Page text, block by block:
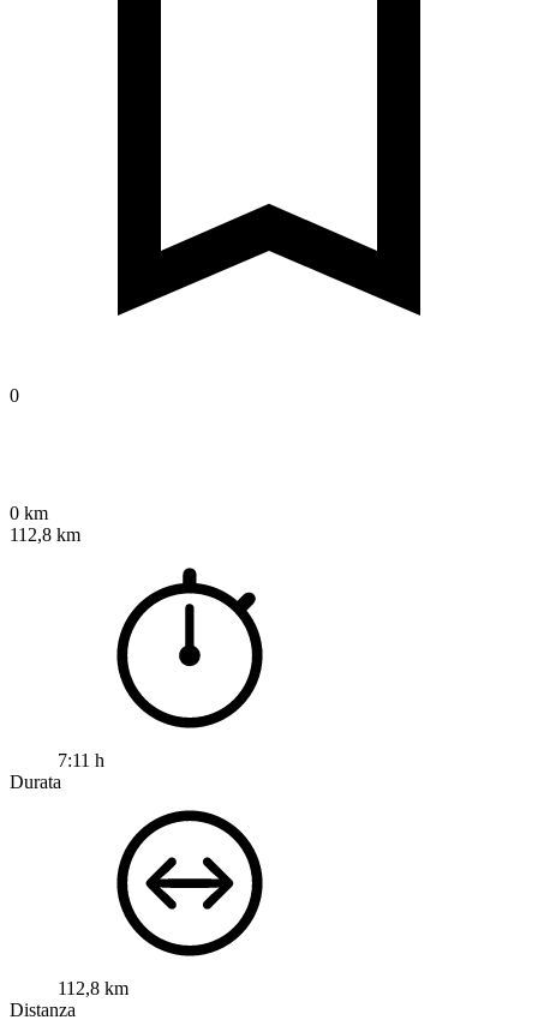
0
0 km
112,8 km
7:11 h
Durata
112,8 km
Distanza